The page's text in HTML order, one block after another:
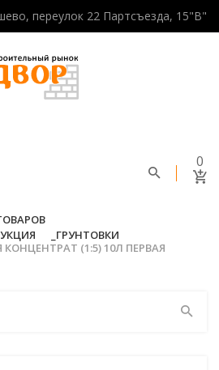
переулок 22 Партсъезда, 15"В"
0
ГРУНТОВКИ
(1:5) 10Л ПЕРВАЯ